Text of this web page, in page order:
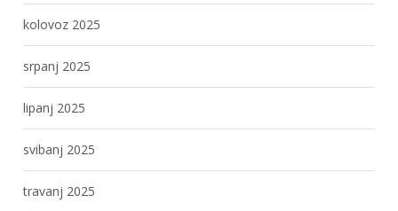
kolovoz 2025
srpanj 2025
lipanj 2025
svibanj 2025
travanj 2025